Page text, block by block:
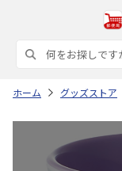
ホーム グッズストア